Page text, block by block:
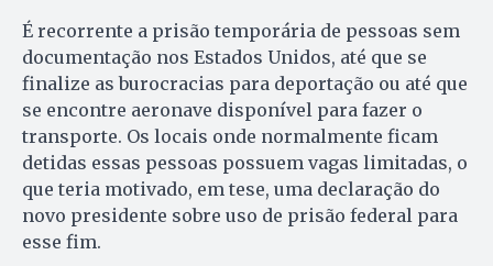
É recorrente a prisão temporária de pessoas sem
documentação nos Estados Unidos, até que se
finalize as burocracias para deportação ou até que
se encontre aeronave disponível para fazer o
transporte. Os locais onde normalmente ficam
detidas essas pessoas possuem vagas limitadas, o
que teria motivado, em tese, uma declaração do
novo presidente sobre uso de prisão federal para
esse fim.